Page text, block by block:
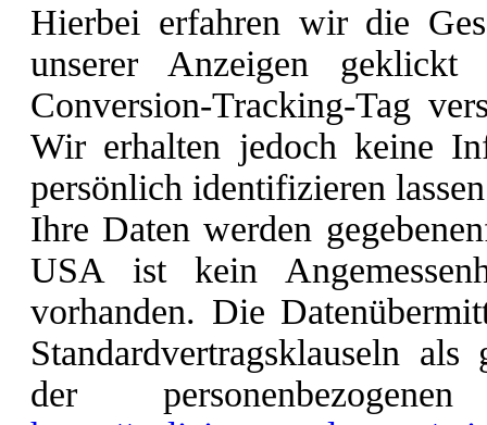
Hierbei erfahren wir die
unserer Anzeigen
Conversion-Tracking-Tag
Wir erhalten jedoch keine
persönlich identifizieren
Ihre Daten werden
USA ist kein
vorhanden. Die
Standardvertragsklauseln
der